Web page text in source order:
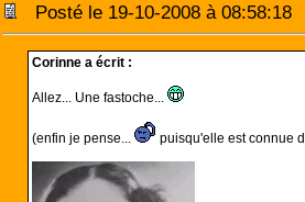
Posté le 19-10-2008 à
Corinne a écrit :
Allez... Une fastoche...
(enfin je pense... puisqu'elle est connue